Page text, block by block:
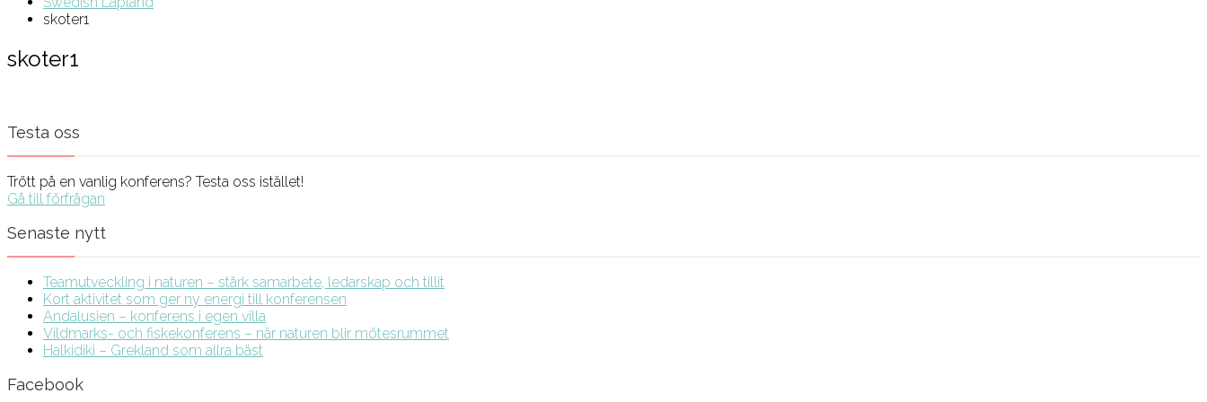
skoter1
skoter1
Testa oss
Trött på en vanlig konferens? Testa oss istället!
Gå till förfrågan
Senaste nytt
Teamutveckling i naturen – stärk samarbete, ledarskap och tillit
Kort aktivitet som ger ny energi till konferensen
Andalusien – konferens i egen villa
Vildmarks- och fiskekonferens – när naturen blir mötesrummet
Halkidiki – Grekland som allra bäst
Facebook